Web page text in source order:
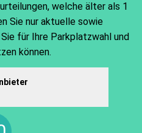
welche älter als 1
Sie nur aktuelle sowie
für Ihre Parkplatzwahl und
können.